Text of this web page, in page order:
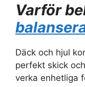
Varför
Däck och hjul
perfekt skick
verka enhetliga